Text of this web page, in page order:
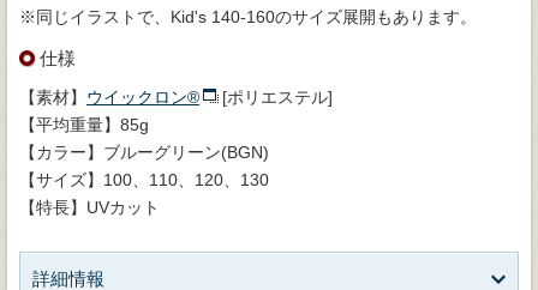
※同じイラストで、Kid's 140-160のサイズ展開もあります。
仕様
【素材】 ウイックロン®
[ポリエステル]
【平均重量】85g
【カラー】ブルーグリーン(BGN)
【サイズ】100、110、120、130
【特長】UVカット
詳細情報